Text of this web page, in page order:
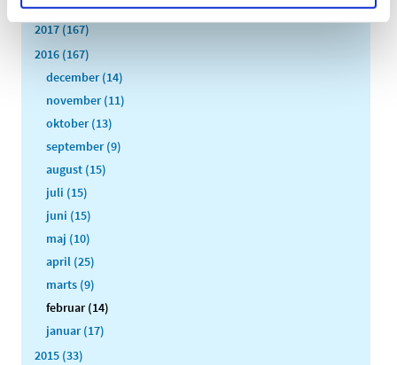
2018 (150)
2017 (167)
2016 (167)
december (14)
november (11)
oktober (13)
september (9)
august (15)
juli (15)
juni (15)
maj (10)
april (25)
marts (9)
februar (14)
januar (17)
2015 (33)